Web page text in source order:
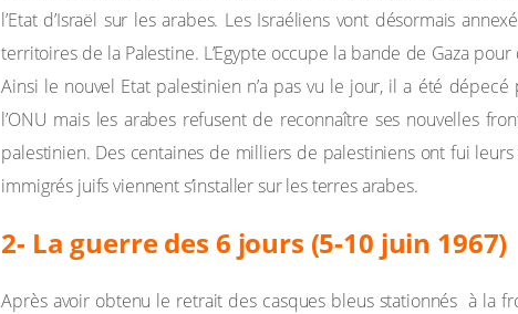
l’Etat d’Israël sur les arabes. Les Israéliens vont désormais
territoires de la Palestine. L’Egypte occupe la bande de Gaza
Ainsi le nouvel Etat palestinien n’a pas vu le jour, il a été
l’ONU mais les arabes refusent de reconnaître ses nouvelles
palestinien. Des centaines de milliers de palestiniens ont fui
immigrés juifs viennent s’installer sur les terres arabes.
2- La guerre des 6 jours (5-10 juin 1967)
Après avoir obtenu le retrait des casques bleus stationnés à la